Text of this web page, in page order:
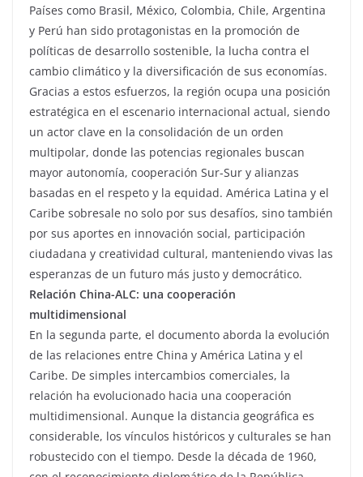
Países como Brasil, México, Colombia, Chile, Argentina
y Perú han sido protagonistas en la promoción de
políticas de desarrollo sostenible, la lucha contra el
cambio climático y la diversificación de sus economías.
Gracias a estos esfuerzos, la región ocupa una posición
estratégica en el escenario internacional actual, siendo
un actor clave en la consolidación de un orden
multipolar, donde las potencias regionales buscan
mayor autonomía, cooperación Sur-Sur y alianzas
basadas en el respeto y la equidad. América Latina y el
Caribe sobresale no solo por sus desafíos, sino también
por sus aportes en innovación social, participación
ciudadana y creatividad cultural, manteniendo vivas las
esperanzas de un futuro más justo y democrático.
Relación China-ALC: una cooperación
multidimensional
En la segunda parte, el documento aborda la evolución
de las relaciones entre China y América Latina y el
Caribe. De simples intercambios comerciales, la
relación ha evolucionado hacia una cooperación
multidimensional. Aunque la distancia geográfica es
considerable, los vínculos históricos y culturales se han
robustecido con el tiempo. Desde la década de 1960,